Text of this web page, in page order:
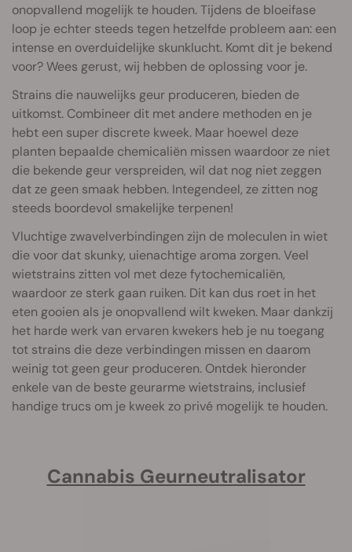
onopvallend mogelijk te houden. Tijdens de bloeifase
loop je echter steeds tegen hetzelfde probleem aan: een
intense en overduidelijke skunklucht. Komt dit je bekend
voor? Wees gerust, wij hebben de oplossing voor je.
Strains die nauwelijks geur produceren, bieden de
uitkomst. Combineer dit met andere methoden en je
hebt een super discrete kweek. Maar hoewel deze
planten bepaalde chemicaliën missen waardoor ze niet
die bekende geur verspreiden, wil dat nog niet zeggen
dat ze geen smaak hebben. Integendeel, ze zitten nog
steeds boordevol smakelijke terpenen!
Vluchtige zwavelverbindingen zijn de moleculen in wiet
die voor dat skunky, uienachtige aroma zorgen. Veel
wietstrains zitten vol met deze fytochemicaliën,
waardoor ze sterk gaan ruiken. Dit kan dus roet in het
eten gooien als je onopvallend wilt kweken. Maar dankzij
het harde werk van ervaren kwekers heb je nu toegang
tot strains die deze verbindingen missen en daarom
weinig tot geen geur produceren. Ontdek hieronder
enkele van de beste geurarme wietstrains, inclusief
handige trucs om je kweek zo privé mogelijk te houden.
Cannabis Geurneutralisator